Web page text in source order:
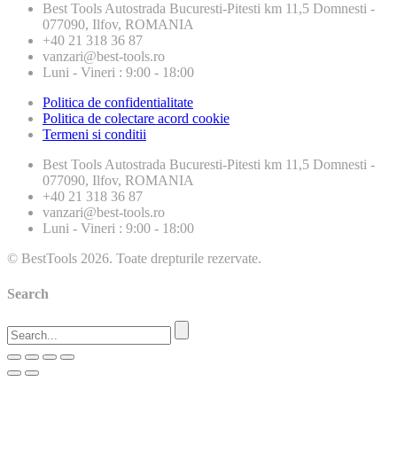
Best Tools Autostrada Bucuresti-Pitesti km 11,5 Domnesti -
077090, Ilfov, ROMANIA
+40 21 318 36 87
vanzari@best-tools.ro
Luni - Vineri : 9:00 - 18:00
Politica de confidentialitate
Politica de colectare acord cookie
Termeni si conditii
Best Tools Autostrada Bucuresti-Pitesti km 11,5 Domnesti -
077090, Ilfov, ROMANIA
+40 21 318 36 87
vanzari@best-tools.ro
Luni - Vineri : 9:00 - 18:00
© BestTools 2026. Toate drepturile rezervate.
Search